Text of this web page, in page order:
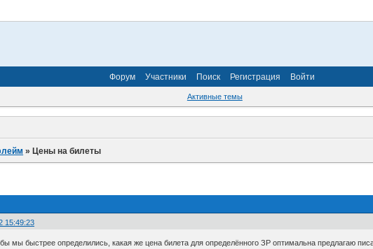
Форум Участники Поиск Регистрация Войти
Активные темы
»Цены на билеты
15:49:23
мы быстрее определились, какая же цена билета для определённого ЗР оптимальна предлагаю